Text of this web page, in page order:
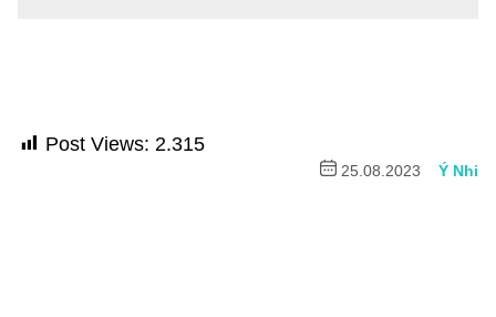
Post Views: 2.315
25.08.2023 Ý Nhi